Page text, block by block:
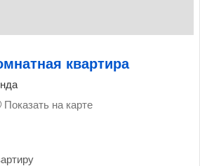
квартира
Показать на карте